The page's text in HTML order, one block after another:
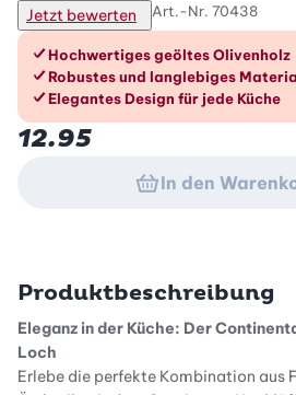
Jetzt bewerten Art.-Nr. 70438
Die Vorteile im
Hochwertiges geöltes Olivenholz
Robustes und langlebiges
Elegantes Design für jede Küche
12.95
In den
Produktbeschreibung
Eleganz in der Küche: Der
Loch
Erlebe die perfekte Kombination aus